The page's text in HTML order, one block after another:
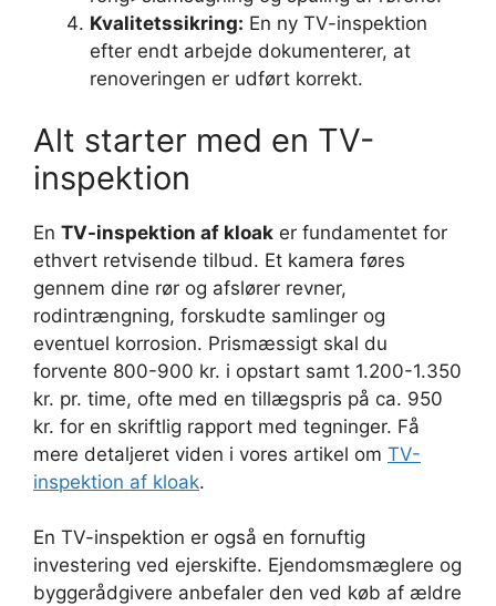
Kvalitetssikring: En ny TV-inspektion
efter endt arbejde dokumenterer, at
renoveringen er udført korrekt.
Alt starter med en TV-
inspektion
En TV-inspektion af kloak er fundamentet for
ethvert retvisende tilbud. Et kamera føres
gennem dine rør og afslører revner,
rodintrængning, forskudte samlinger og
eventuel korrosion. Prismæssigt skal du
forvente 800-900 kr. i opstart samt 1.200-1.350
kr. pr. time, ofte med en tillægspris på ca. 950
kr. for en skriftlig rapport med tegninger. Få
mere detaljeret viden i vores artikel om TV-
inspektion af kloak.
En TV-inspektion er også en fornuftig
investering ved ejerskifte. Ejendomsmæglere og
byggerådgivere anbefaler den ved køb af ældre